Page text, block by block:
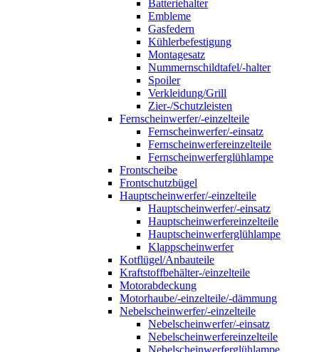
Batteriehalter
Embleme
Gasfedern
Kühlerbefestigung
Montagesatz
Nummernschildtafel/-halter
Spoiler
Verkleidung/Grill
Zier-/Schutzleisten
Fernscheinwerfer/-einzelteile
Fernscheinwerfer/-einsatz
Fernscheinwerfereinzelteile
Fernscheinwerferglühlampe
Frontscheibe
Frontschutzbügel
Hauptscheinwerfer/-einzelteile
Hauptscheinwerfer/-einsatz
Hauptscheinwerfereinzelteile
Hauptscheinwerferglühlampe
Klappscheinwerfer
Kotflügel/Anbauteile
Kraftstoffbehälter-/einzelteile
Motorabdeckung
Motorhaube/-einzelteile/-dämmung
Nebelscheinwerfer/-einzelteile
Nebelscheinwerfer/-einsatz
Nebelscheinwerfereinzelteile
Nebelscheinwerferglühlampe